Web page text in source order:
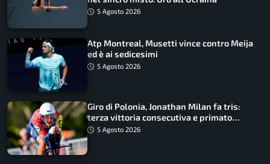
5 Agosto 2026
Atp Montreal, Musetti vince contro Meija
ed è ai sedicesimi
5 Agosto 2026
Giro di Polonia, Jonathan Milan fa tris:
terza vittoria consecutiva e primato
rafforzato
5 Agosto 2026